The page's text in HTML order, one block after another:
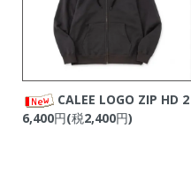
CALEE LOGO ZIP HD 2
6,400円(税2,400円)